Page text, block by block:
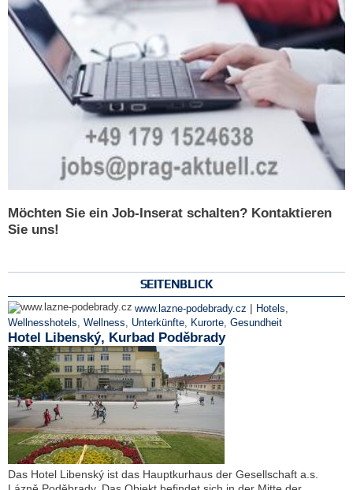
Möchten Sie ein Job-Inserat schalten? Kontaktieren
Sie uns!
SEITENBLICK
www.lazne-podebrady.cz | Hotels,
Wellnesshotels, Wellness, Unterkünfte, Kurorte, Gesundheit
Hotel Libenský, Kurbad Poděbrady
Das Hotel Libenský ist das Hauptkurhaus der Gesellschaft a.s.